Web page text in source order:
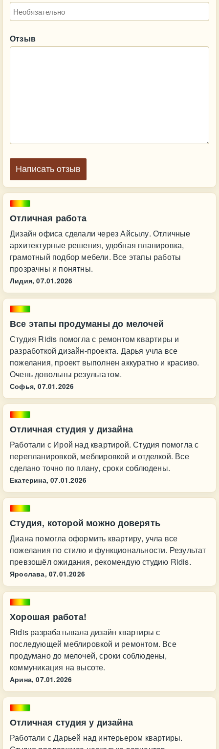
Отличная работа
Дизайн офиса сделали через Айсылу. Отличные
архитектурные решения, удобная планировка,
грамотный подбор мебели. Все этапы работы
прозрачны и понятны.
Лидия, 07.01.2026
Все этапы продуманы до мелочей
Студия Ridis помогла с ремонтом квартиры и
разработкой дизайн-проекта. Дарья учла все
пожелания, проект выполнен аккуратно и красиво.
Очень довольны результатом.
Софья, 07.01.2026
Отличная студия у дизайна
Работали с Ирой над квартирой. Студия помогла с
перепланировкой, меблировкой и отделкой. Все
сделано точно по плану, сроки соблюдены.
Екатерина, 07.01.2026
Студия, которой можно доверять
Диана помогла оформить квартиру, учла все
пожелания по стилю и функциональности. Результат
превзошёл ожидания, рекомендую студию Ridis.
Ярослава, 07.01.2026
Хорошая работа!
Ridis разрабатывала дизайн квартиры с
последующей меблировкой и ремонтом. Все
продумано до мелочей, сроки соблюдены,
коммуникация на высоте.
Арина, 07.01.2026
Отличная студия у дизайна
Работали с Дарьей над интерьером квартиры.
Отзыв
Написать отзыв